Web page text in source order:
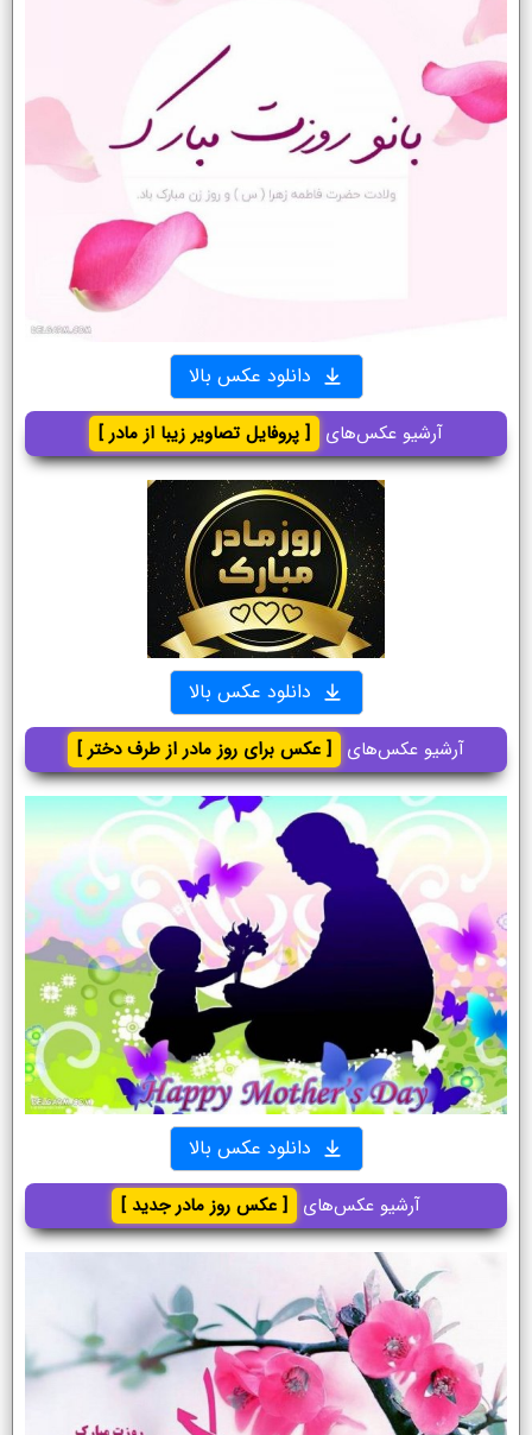
دانلود عکس بالا
آرشیو عکس‌های [ پروفایل تصاویر زیبا از مادر ]
دانلود عکس بالا
آرشیو عکس‌های [ عکس برای روز مادر از طرف دختر ]
دانلود عکس بالا
آرشیو عکس‌های [ عکس روز مادر جدید ]